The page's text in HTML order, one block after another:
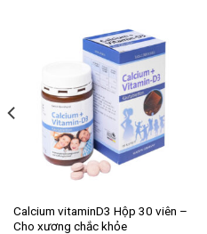
Calcium vitaminD3 Hộp 30 viên –
Cho xương chắc khỏe